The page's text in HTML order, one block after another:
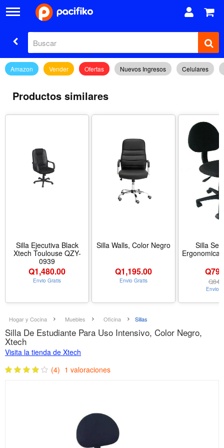
Amazon Vender Ofertas Nuevos Ingresos Celulares
Productos similares
Silla Ejecutiva Black
Xtech Toulouse QZY-
0939
Q1,480.00
Envio Gratis
Silla Walls, Color Negro
Q1,195.00
Envio Gratis
Silla
Ergonomica
Q
Envio
Hogar y Cocina Muebles Oficina Sillas
Silla De Estudiante Para Uso Intensivo, Color Negro,
Xtech
Visita la tienda de Xtech
(4) 1 valoraciones